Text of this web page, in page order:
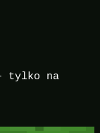
tylko na